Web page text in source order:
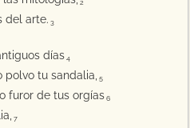
2
del arte. 3
días 4
polvo tu sandalia, 5
furor de tus orgías 6
7